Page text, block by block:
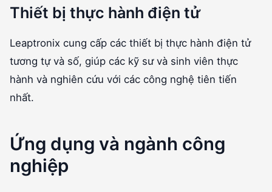
Thiết bị thực hành điện tử
Leaptronix cung cấp các thiết bị thực hành điện tử
tương tự và số, giúp các kỹ sư và sinh viên thực
hành và nghiên cứu với các công nghệ tiên tiến
nhất.
Ứng dụng và ngành công
nghiệp